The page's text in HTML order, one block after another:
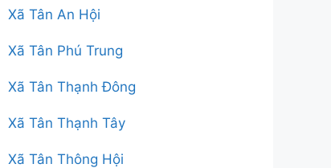
Xã Tân An Hội
Xã Tân Phú Trung
Xã Tân Thạnh Đông
Xã Tân Thạnh Tây
Xã Tân Thông Hội